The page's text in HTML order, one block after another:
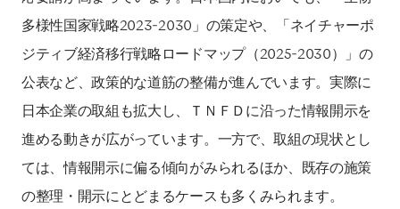
多様性国家戦略2023‐2030」の策定や、「ネイチャーポ
ジティブ経済移行戦略ロードマップ（2025‐2030）」の
公表など、政策的な道筋の整備が進んでいます。実際に
日本企業の取組も拡大し、ＴＮＦＤに沿った情報開示を
進める動きが広がっています。一方で、取組の現状とし
ては、情報開示に偏る傾向がみられるほか、既存の施策
の整理・開示にとどまるケースも多くみられます。